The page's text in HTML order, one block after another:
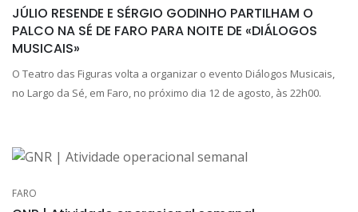
JÚLIO RESENDE E SÉRGIO GODINHO PARTILHAM O
PALCO NA SÉ DE FARO PARA NOITE DE «DIÁLOGOS
MUSICAIS»
O Teatro das Figuras volta a organizar o evento Diálogos Musicais,
no Largo da Sé, em Faro, no próximo dia 12 de agosto, às 22h00.
FARO